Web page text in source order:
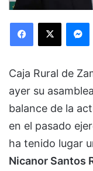
Caja Rural de
ayer su
balance de la
en el pasado
ha tenido lugar
Nicanor Santos